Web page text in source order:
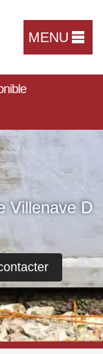
MENU
Villenave D